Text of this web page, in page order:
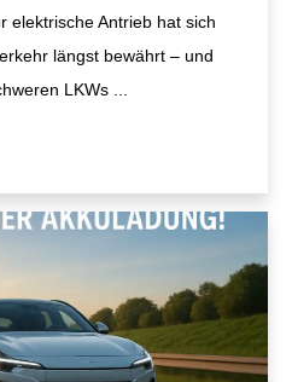
elektrische Antrieb hat sich
längst bewährt – und
LKWs